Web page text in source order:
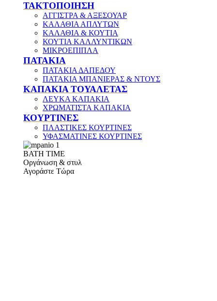
ΤΑΚΤΟΠΟΙΗΣΗ
ΑΓΓΙΣΤΡΑ & ΑΞΕΣΟΥΑΡ
ΚΑΛΑΘΙΑ ΑΠΛΥΤΩΝ
ΚΑΛΑΘΙΑ & ΚΟΥΤΙΑ
ΚΟΥΤΙΑ ΚΑΛΛΥΝΤΙΚΩΝ
ΜΙΚΡΟΕΠΙΠΛΑ
ΠΑΤΑΚΙΑ
ΠΑΤΑΚΙΑ ΔΑΠΕΔΟΥ
ΠΑΤΑΚΙΑ ΜΠΑΝΙΕΡΑΣ & ΝΤΟΥΣ
ΚΑΠΑΚΙΑ ΤΟΥΑΛΕΤΑΣ
ΛΕΥΚΑ ΚΑΠΑΚΙΑ
ΧΡΩΜΑΤΙΣΤΑ ΚΑΠΑΚΙΑ
ΚΟΥΡΤΙΝΕΣ
ΠΛΑΣΤΙΚΕΣ ΚΟΥΡΤΙΝΕΣ
ΥΦΑΣΜΑΤΙΝΕΣ ΚΟΥΡΤΙΝΕΣ
ΒΑΤΗ ΤΙΜΕ
Οργάνωση & στυλ
Αγοράστε Τώρα